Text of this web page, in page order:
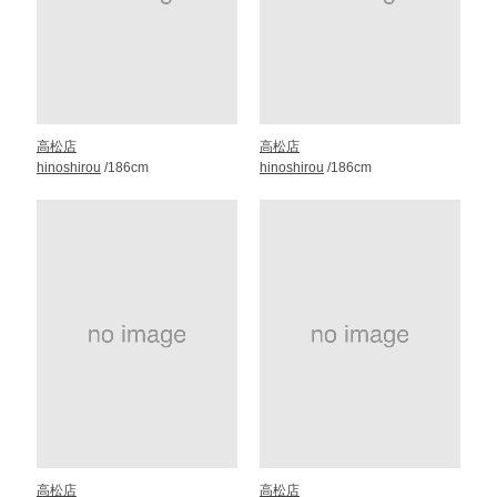
高松店
hinoshirou /186cm
高松店
hinoshirou /186cm
高松店 高松店